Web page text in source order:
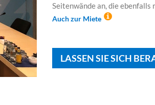
Seitenwände an, die
Auch zur Miete
LASSEN SIE SICH